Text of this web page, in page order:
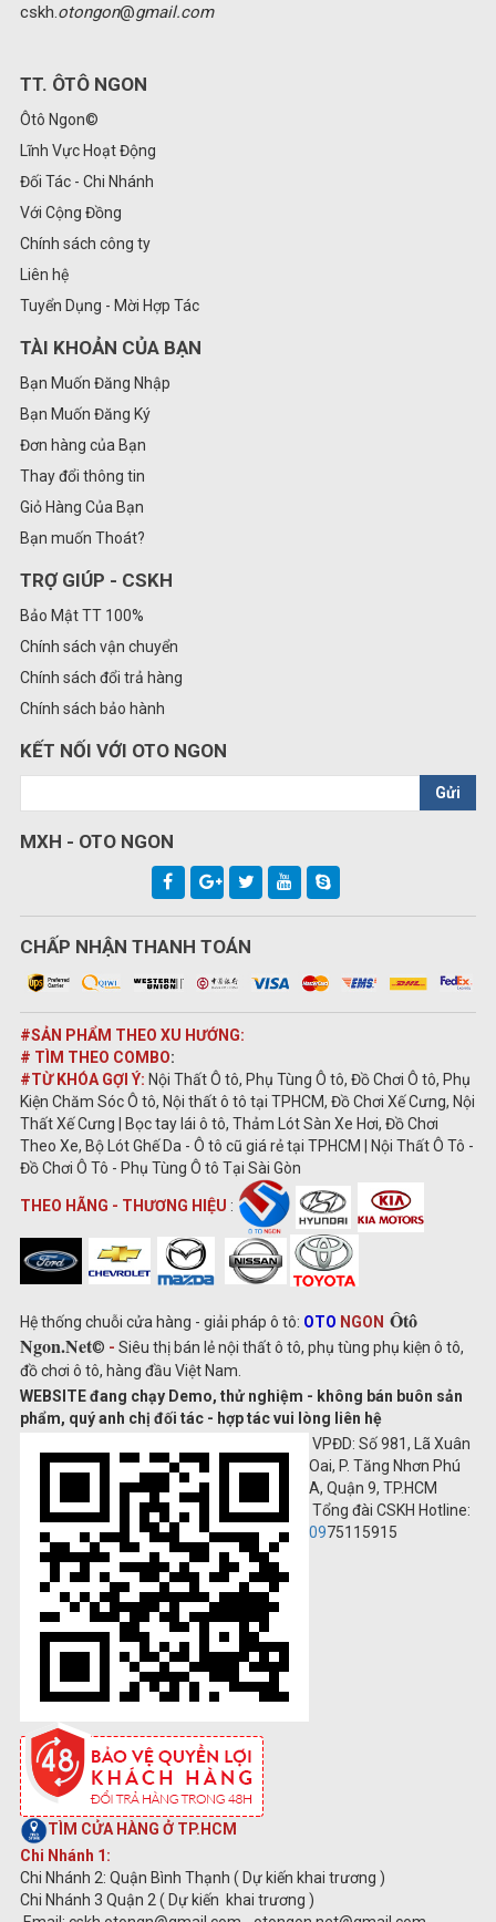
cskh.otongon@gmail.com
TT. ÔTÔ NGON
Ôtô Ngon©
Lĩnh Vực Hoạt Động
Đối Tác - Chi Nhánh
Với Cộng Đồng
Chính sách công ty
Liên hệ
Tuyển Dụng - Mời Hợp Tác
TÀI KHOẢN CỦA BẠN
Bạn Muốn Đăng Nhập
Bạn Muốn Đăng Ký
Đơn hàng của Bạn
Thay đổi thông tin
Giỏ Hàng Của Bạn
Bạn muốn Thoát?
TRỢ GIÚP - CSKH
Bảo Mật TT 100%
Chính sách vận chuyển
Chính sách đổi trả hàng
Chính sách bảo hành
KẾT NỐI VỚI OTO NGON
Gửi
MXH - OTO NGON
CHẤP NHẬN THANH TOÁN
#SẢN PHẨM THEO XU HƯỚNG:
# TÌM THEO COMBO:
#TỪ KHÓA GỢI Ý: Nội Thất Ô tô, Phụ Tùng Ô tô, Đồ Chơi Ô tô, Phụ
Kiện Chăm Sóc Ô tô, Nội thất ô tô tại TPHCM, Đồ Chơi Xế Cưng, Nội
Thất Xế Cưng | Bọc tay lái ô tô, Thảm Lót Sàn Xe Hơi, Đồ Chơi
Theo Xe, Bộ Lót Ghế Da - Ô tô cũ giá rẻ tại TPHCM | Nội Thất Ô Tô -
Đồ Chơi Ô Tô - Phụ Tùng Ô tô Tại Sài Gòn
THEO HÃNG - THƯƠNG HIỆU :
Hệ thống chuỗi cửa hàng - giải pháp ô tô: OTO NGON Ôtô
Ngon.Net© - Siêu thị bán lẻ nội thất ô tô, phụ tùng phụ kiện ô tô,
đồ chơi ô tô, hàng đầu Việt Nam.
WEBSITE đang chạy Demo, thử nghiệm - không bán buôn sản
phẩm, quý anh chị đối tác - hợp tác vui lòng liên hệ
VPĐD: Số 981, Lã Xuân
Oai, P. Tăng Nhơn Phú
A, Quận 9, TP.HCM
Tổng đài CSKH Hotline:
0975115915
TÌM CỬA HÀNG Ở TP.HCM
Chi Nhánh 1:
Chi Nhánh 2: Quận Bình Thạnh ( Dự kiến khai trương )
Chi Nhánh 3 Quận 2 ( Dự kiến khai trương )